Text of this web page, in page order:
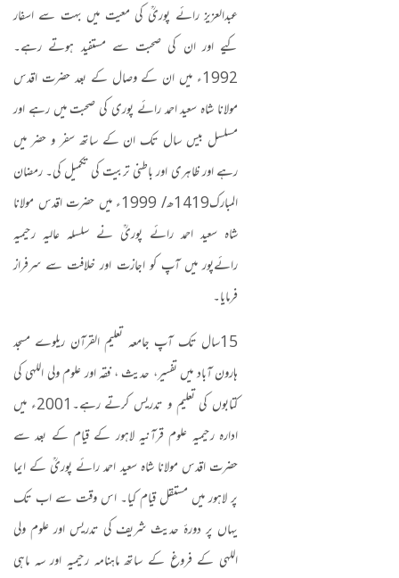
عبدالعزیز رائے پوریؒ کی معیت میں بہت سے اسفار
کیے اور ان کی صحبت سے مستفید ہوتے رہے۔
1992ء میں ان کے وصال کے بعد حضرت اقدس
مولانا شاہ سعید احمد رائے پوری کی صحبت میں رہے اور
مسلسل بیس سال تک ان کے ساتھ سفر و حضر میں
رہے اور ظاہری اور باطنی تربیت کی تکمیل کی۔ رمضان
المبارک1419ھ/ 1999
ء میں حضرت اقدس مولانا
شاہ سعید احمد رائے پوریؒ نے سلسلہ عالیہ رحیمیہ
رائےپور میں آپ کو اجازت اور خلافت سے سرفراز
فرمایا۔
15سال تک آپ جامعہ تعلیم القرآن ریلوے مسجد
ہارون آباد میں تفسیر، حدیث ، فقہ اور علوم ولی اللہی کی
کتابوں کی تعلیم و تدریس کرتے رہے۔2001ء میں
ادارہ رحیمیہ علوم قرآنیہ لاہور کے قیام کے بعد سے
حضرت اقدس مولانا شاہ سعید احمد رائے پوریؒ کے ایما
پر لاہور میں مستقل قیام کیا۔ اس وقت سے اب تک
یہاں پر دورۂ حدیث شریف کی تدریس اور علوم ولی
اللہی کے فروغ کے ساتھ ماہنامہ رحیمیہ اور سہ ماہی